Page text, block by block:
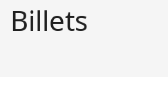
Billets